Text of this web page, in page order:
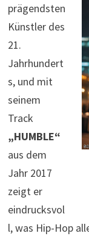
prägendsten
Künstler des
21.
Jahrhundert
s, und mit
seinem
Track
„HUMBLE“
aus dem
Jahr 2017
zeigt er
eindrucksvol
l, was Hip-Hop